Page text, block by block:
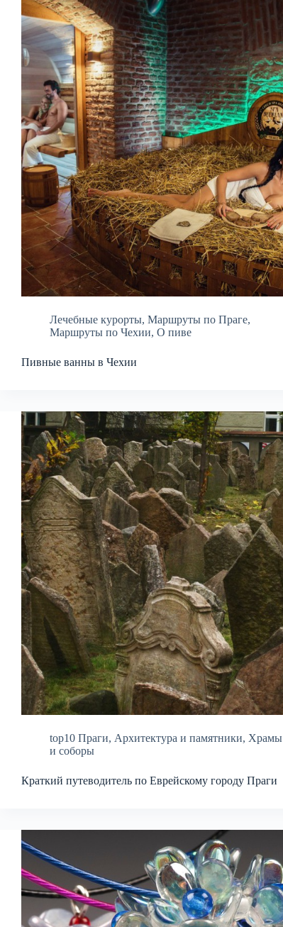
Лечебные курорты, Маршруты по Праге,
Маршруты по Чехии, О пиве
Пивные ванны в Чехии
top10 Праги, Архитектура и памятники, Храмы
и соборы
Краткий путеводитель по Еврейскому городу Праги